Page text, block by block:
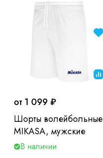
от 1 099 ₽
Шорты волейбольные
MIKASA, мужские
В наличии